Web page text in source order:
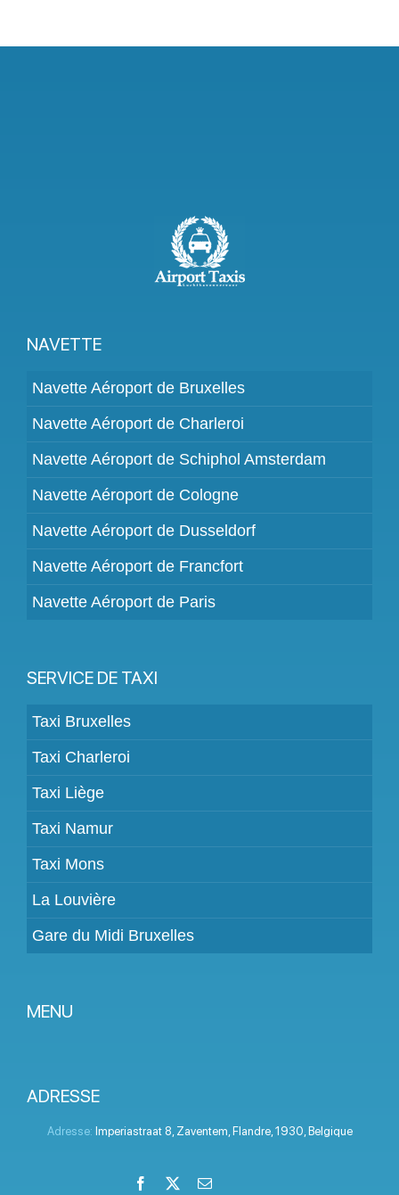
NAVETTE
Navette Aéroport de Bruxelles
Navette Aéroport de Charleroi
Navette Aéroport de Schiphol Amsterdam
Navette Aéroport de Cologne
Navette Aéroport de Dusseldorf
Navette Aéroport de Francfort
Navette Aéroport de Paris
SERVICE DE TAXI
Taxi Bruxelles
Taxi Charleroi
Taxi Liège
Taxi Namur
Taxi Mons
La Louvière
Gare du Midi Bruxelles
MENU
Tarifs
Espace Client
ADRESSE
Adresse: Imperiastraat 8 Zaventem Flandre, 1930 Belgique
Facebook Email